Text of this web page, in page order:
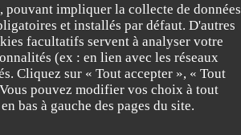
pouvant impliquer la collecte de données
et installés par défaut. D'autres
facultatifs servent à analyser votre
(ex : en lien avec les réseaux
Cliquez sur « Tout accepter », « Tout
pouvez modifier vos choix à tout
bas à gauche des pages du site.
Cuisine: 5 /5 Qualité / Prix : 5/5